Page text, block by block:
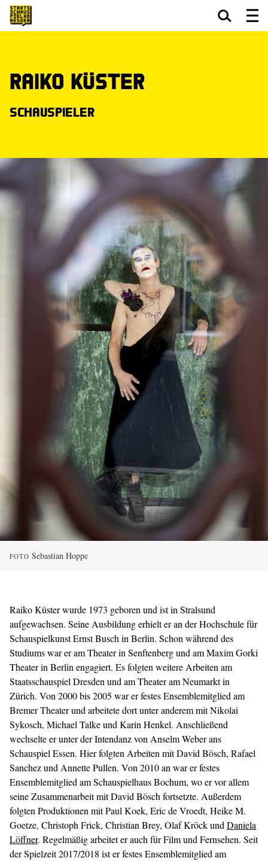
Raiko Küster
Schauspieler
FOTO Sebastian Hoppe
Raiko Küster wurde 1973 geboren und ist in Stralsund
aufgewachsen. Seine Ausbildung erhielt er an der Hochschule für
Schauspielkunst Ernst Busch in Berlin. Schon während des
Studiums war er am Theater in Senftenberg und am Maxim Gorki
Theater in Berlin engagiert. Es folgten weitere Arbeiten am
Staatsschauspiel Dresden und am Theater am Neumarkt in
Zürich. Von 2000 bis 2005 war er festes Ensemblemitglied am
Bremer Theater und arbeitete dort unter anderem mit Nikolai
Sykosch, Michael Talke und Karin Henkel. Anschließend
wechselte er unter der Intendanz von Anselm Weber ans
Schauspiel Essen. Hier folgten Arbeiten mit David Bösch, Rafael
Sanchez und Annette Pullen. Von 2010 an war er festes
Ensemblemitglied am Schauspielhaus Bochum, wo er vor allem
seine Zusammenarbeit mit David Bösch fortsetzte. Außerdem
folgten Produktionen mit Paul Koek, Eric de Vroedt, Heike M.
Goetze, Christoph Frick, Christian Brey, Olaf Kröck und Daniela
Löffner. Regelmäßig arbeitet er auch für Film und Fernsehen. Seit
der Spielzeit 2017/2018 ist er festes Ensemblemitglied am